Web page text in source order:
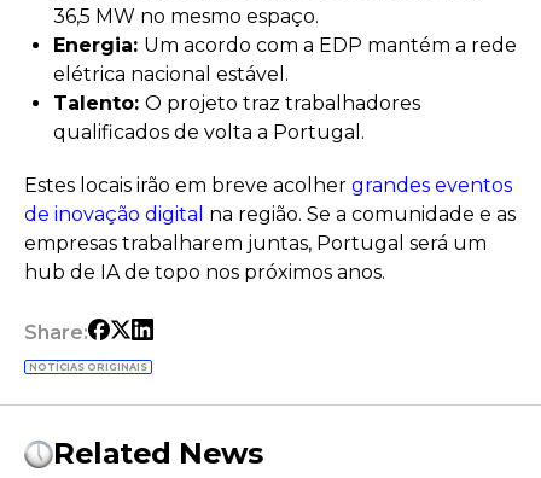
36,5 MW no mesmo espaço.
Energia: Um acordo com a EDP mantém a rede
elétrica nacional estável.
Talento: O projeto traz trabalhadores
qualificados de volta a Portugal.
Estes locais irão em breve acolher grandes eventos
de inovação digital na região. Se a comunidade e as
empresas trabalharem juntas, Portugal será um
hub de IA de topo nos próximos anos.
Share:
NOTÍCIAS ORIGINAIS
Related News